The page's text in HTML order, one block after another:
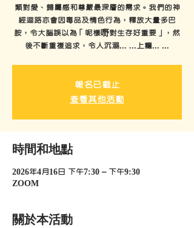
類對愛、歸屬感和尊嚴最深層的需求。我們的神
經迴路亦會因毒品及情色行為，釋放大量多巴
胺，令大腦誤以為「呢樣嘢對生存好重要」，然
後不斷重複追求，令人沉溺... ...上癮... ...
報名已截止
查看其他活動
時間和地點
2026年4月16日 下午7:30 – 下午9:30
ZOOM
關於本活動